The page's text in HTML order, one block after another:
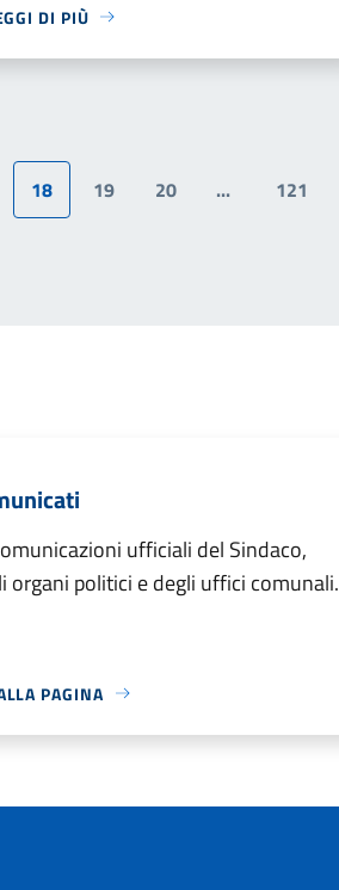
DI PIÙ
18 19 20 ... 121
ufficiali del Sindaco,
organi politici e degli uffici comunali.
PAGINA